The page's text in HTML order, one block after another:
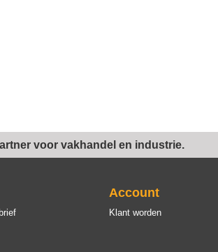
voor vakhandel en industrie.
Account
Klant worden